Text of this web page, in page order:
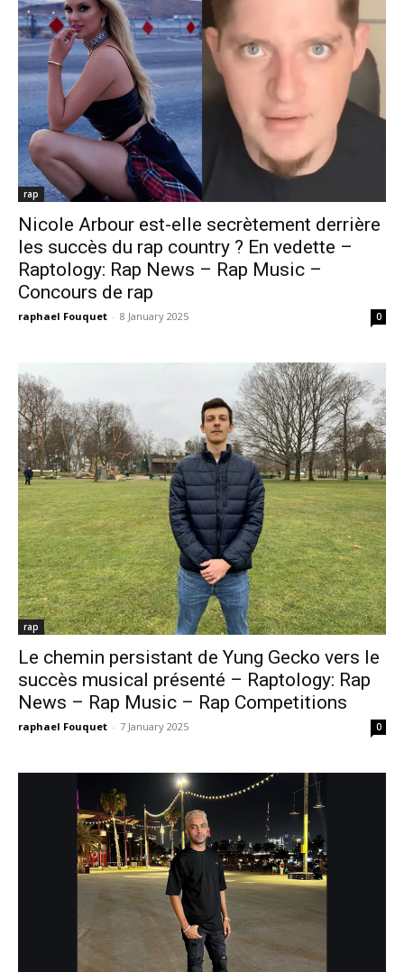
rap
Nicole Arbour est-elle secrètement derrière
les succès du rap country ? En vedette –
Raptology: Rap News – Rap Music –
Concours de rap
raphael Fouquet - 8 January 2025 0
rap
Le chemin persistant de Yung Gecko vers le
succès musical présenté – Raptology: Rap
News – Rap Music – Rap Competitions
raphael Fouquet - 7 January 2025 0